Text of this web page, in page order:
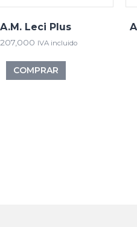
A.M. Leci Plus
207,000 IVA incluido
COMPRAR